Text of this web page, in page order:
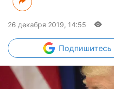
26 декабря 2019, 14:55
Подпишитесь